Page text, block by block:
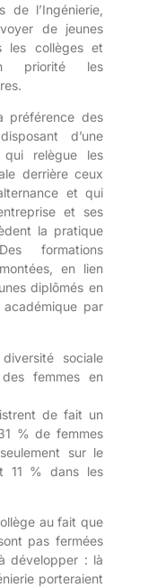
de l’Ingénierie,
de jeunes
les collèges et
priorité les
préférence des
d’une
qui relègue les
derrière ceux
et qui
et ses
la pratique
formations
en lien
diplômés en
par
sociale
des femmes en
de fait un
% de femmes
sur le
11 % dans les
au fait que
pas fermées
développer : là
porteraient